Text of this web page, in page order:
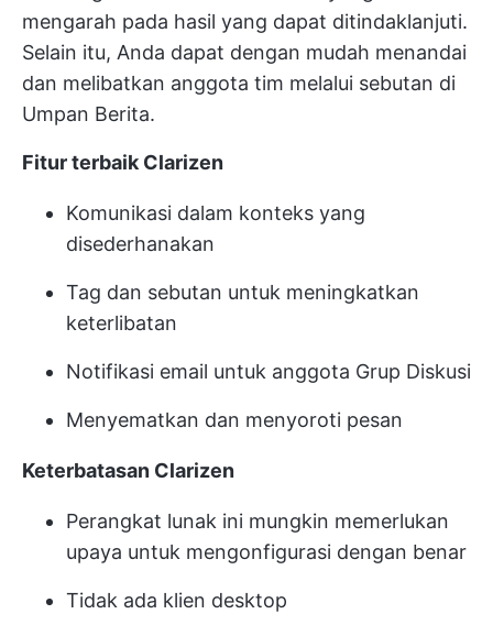
mengarah pada hasil yang dapat ditindaklanjuti.
Selain itu, Anda dapat dengan mudah menandai
dan melibatkan anggota tim melalui sebutan di
Umpan Berita.
Fitur terbaik Clarizen
Komunikasi dalam konteks yang
disederhanakan
Tag dan sebutan untuk meningkatkan
keterlibatan
Notifikasi email untuk anggota Grup Diskusi
Menyematkan dan menyoroti pesan
Keterbatasan Clarizen
Perangkat lunak ini mungkin memerlukan
upaya untuk mengonfigurasi dengan benar
Tidak ada klien desktop